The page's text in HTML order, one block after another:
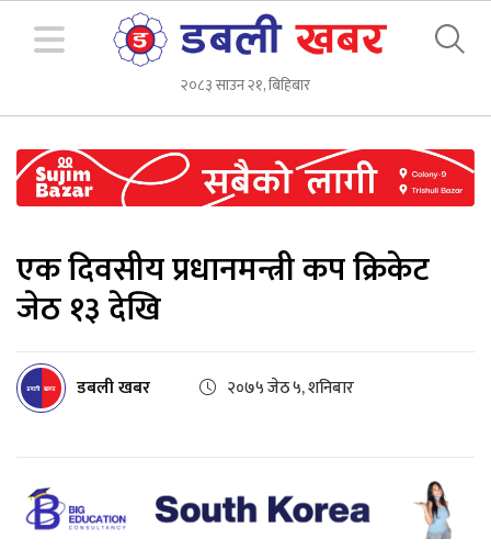
२०८३ साउन २१, बिहिबार
एक दिवसीय प्रधानमन्त्री कप क्रिकेट
जेठ १३ देखि
डबली खबर २०७५ जेठ ५, शनिबार